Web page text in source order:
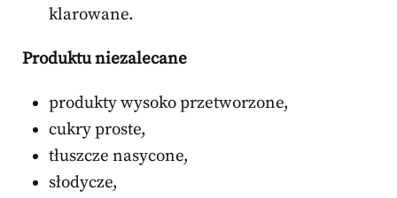
klarowane.
Produktu niezalecane
produkty wysoko przetworzone,
cukry proste,
tłuszcze nasycone,
słodycze,